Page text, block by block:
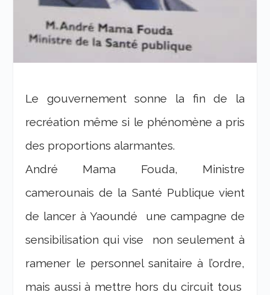
Le gouvernement sonne la fin de la
recréation même si le phénomène a pris
des proportions alarmantes.
André Mama Fouda, Ministre
camerounais de la Santé Publique vient
de lancer à Yaoundé une campagne de
sensibilisation qui vise non seulement à
ramener le personnel sanitaire à l’ordre,
mais aussi à mettre hors du circuit tous